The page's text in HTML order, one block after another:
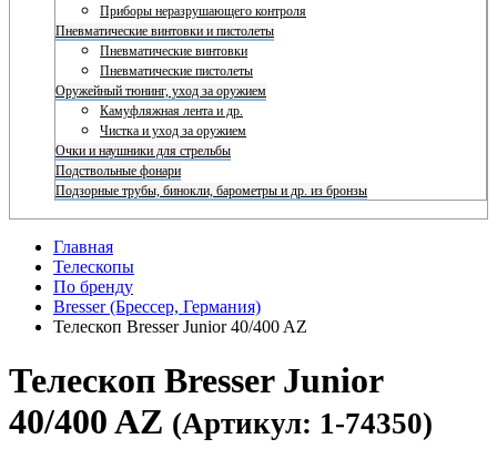
Приборы неразрушающего контроля
Пневматические винтовки и пистолеты
Пневматические винтовки
Пневматические пистолеты
Оружейный тюнинг, уход за оружием
Камуфляжная лента и др.
Чистка и уход за оружием
Очки и наушники для стрельбы
Подствольные фонари
Подзорные трубы, бинокли, барометры и др. из бронзы
Главная
Телескопы
По бренду
Bresser (Брессер, Германия)
Телескоп Bresser Junior 40/400 AZ
Телескоп Bresser Junior
40/400 AZ (Артикул: 1-74350)